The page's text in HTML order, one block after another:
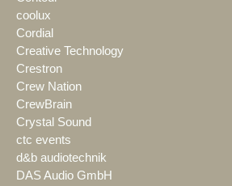
coolux
Cordial
Creative Technology
Crestron
Crew Nation
CrewBrain
Crystal Sound
ctc events
d&b audiotechnik
DAS Audio GmbH